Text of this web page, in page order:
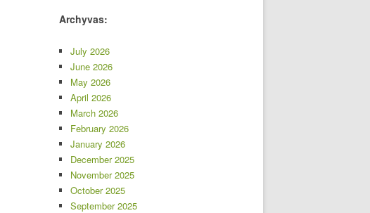
Archyvas:
July 2026
June 2026
May 2026
April 2026
March 2026
February 2026
January 2026
December 2025
November 2025
October 2025
September 2025